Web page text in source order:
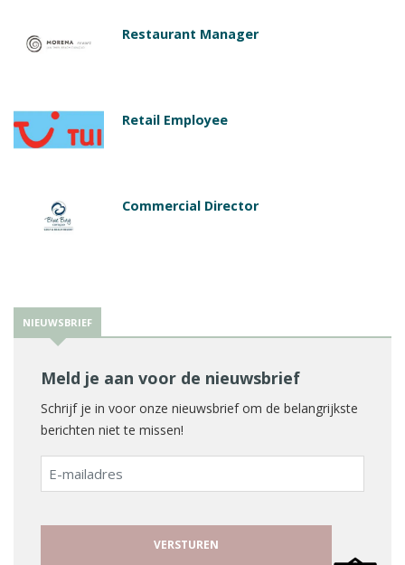
Restaurant Manager
Retail Employee
Commercial Director
NIEUWSBRIEF
Meld je aan voor de nieuwsbrief
Schrijf je in voor onze nieuwsbrief om de belangrijkste
berichten niet te missen!
E-
mailadres